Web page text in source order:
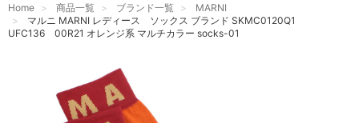
Home 商品一覧 ブランド一覧
MARNI
マルニ MARNI レディース ソックス ブランド SKMC0120Q1
UFC136 00R21 オレンジ系 マルチカラー socks-01